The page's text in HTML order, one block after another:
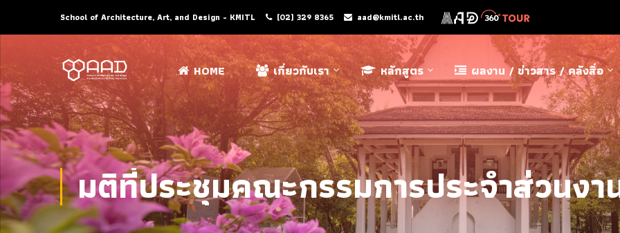
School of Architecture, Art, and Design - KMITL (02) 329 8365 aad@kmitl.ac.th
HOME เกี่ยวกับเรา หลักสูตร ผลงาน / ข่าวสาร / คลังสื่อ
มติที่ประชุมคณะกรรมการประจำส่วนงา